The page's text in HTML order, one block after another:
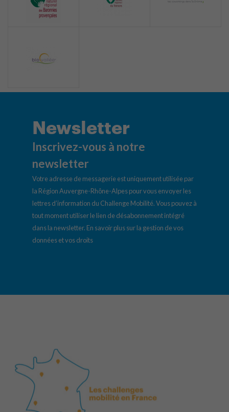
Newsletter
Inscrivez-vous à notre
newsletter
Votre adresse de messagerie est uniquement utilisée par
la Région Auvergne-Rhône-Alpes pour vous envoyer les
lettres d’information du Challenge Mobilité. Vous pouvez à
tout moment utiliser le lien de désabonnement intégré
dans la newsletter. En savoir plus sur la gestion de vos
données et vos droits